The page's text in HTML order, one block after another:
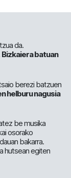
da.
Bizkaiera batuan
berezi batzuen
helburu nagusia
be musika
osorako
bakarra.
hutsean egiten